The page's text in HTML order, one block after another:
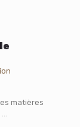
matières